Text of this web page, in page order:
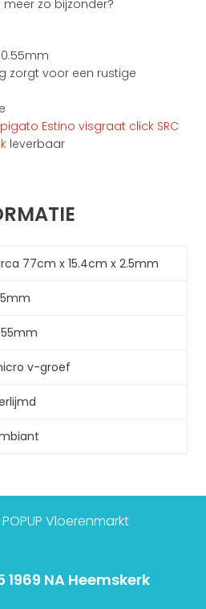
zo bijzonder?
zorgt voor een rustige
Estino visgraat click SRC
leverbaar
77cm x 15.4cm x 2.5mm
v-groef
Vloerenmarkt
1969 NA Heemskerk